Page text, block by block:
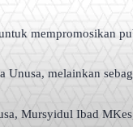
mempromosikan
melainkan
Mursyidul Ibad